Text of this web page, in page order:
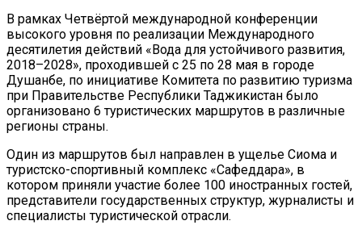
В рамках Четвёртой международной конференции
высокого уровня по реализации Международного
десятилетия действий «Вода для устойчивого развития,
2018–2028», проходившей с 25 по 28 мая в городе
Душанбе, по инициативе Комитета по развитию туризма
при Правительстве Республики Таджикистан было
организовано 6 туристических маршрутов в различные
регионы страны.
Один из маршрутов был направлен в ущелье Сиома и
туристско-спортивный комплекс «Сафеддара», в
котором приняли участие более 100 иностранных гостей,
представители государственных структур, журналисты и
специалисты туристической отрасли.